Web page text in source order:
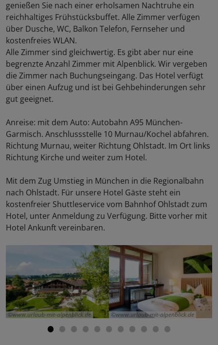
genießen Sie nach einer erholsamen Nachtruhe ein
reichhaltiges Frühstücksbuffet. Alle Zimmer verfügen
über Dusche, WC, Balkon Telefon, Fernseher und
kostenfreies WLAN.
Alle Zimmer sind gleichwertig. Es gibt aber nur eine
begrenzte Anzahl Zimmer mit Alpenblick. Wir vergeben
die Zimmer nach Buchungseingang. Das Hotel verfügt
über einen Aufzug und ist bei Gehbehinderungen sehr
gut geeignet.
Anreise: mit dem Auto: Autobahn A95 München-
Garmisch. Anschlussstelle 10 Murnau/Kochel abfahren.
Richtung Murnau, weiter Richtung Ohlstadt. Im Ort links
Richtung Kirche und weiter zum Hotel.
Mit dem Zug Umstieg in München in die Regionalbahn
nach Ohlstadt. Für unsere Hotel Gäste steht ein
kostenfreier Shuttleservice vom Bahnhof Ohlstadt zum
Hotel, unter Anmeldung zu Verfügung. Bitte vorher mit
Hotel Ankunft vereinbaren.
www.urlaub-mit-alpenblick.de www.urlaub-mit-alpenblick.de